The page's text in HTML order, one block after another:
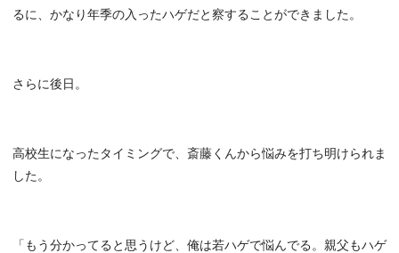
るに、かなり年季の入ったハゲだと察することができました。
さらに後日。
高校生になったタイミングで、斎藤くんから悩みを打ち明けられま
した。
「もう分かってると思うけど、俺は若ハゲで悩んでる。親父もハゲ